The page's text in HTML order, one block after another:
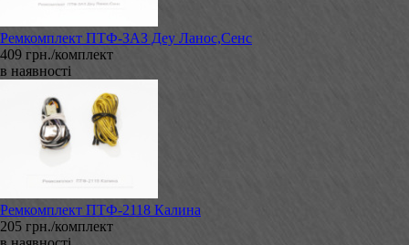
Ремкомплект ПТФ-ЗАЗ Деу Ланос,Сенс
409 грн./комплект
в наявності
Ремкомплект ПТФ-2118 Калина
205 грн./комплект